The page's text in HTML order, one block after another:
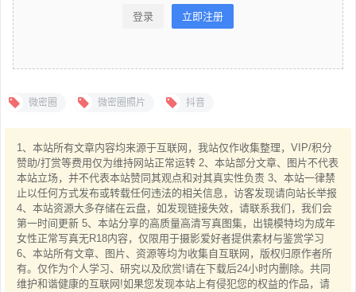
登录 立即注册
微密圈 微密圈照片 抖音
1、本站所有文章内容均来源于互联网，我站仅作收集整理，VIP/积分
赞助/打赏等费用仅为维持网站正常运转 2、本站部分文章、图片不代表
本站立场，并不代表本站赞同其观点和对其真实性负责 3、本站一律禁
止以任何方式发布或转载任何违法的相关信息，访客发现请向站长举报
4、本站资源大多存储在云盘，如发现链接失效，请联系我们，我们会
第一时间更新 5、本站分享的高质量高清写真图集，出镜模特均为成年
女性正常写真无R18内容，仅限用于摄影爱好者提供素材与鉴赏学习
6、本站所有文章、图片、资源等均为收集自互联网，版权归原作者所
有。仅作为个人学习、研究以及欣赏!请在下载后24小时内删除。共同
维护和谐健康的互联网!如果您发现本站上有侵犯您的权益的作品，请